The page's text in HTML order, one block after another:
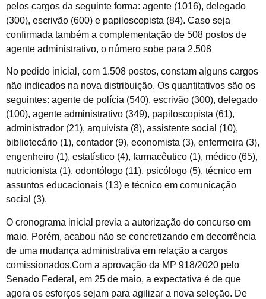
pelos cargos da seguinte forma: agente (1016), delegado
(300), escrivão (600) e papiloscopista (84). Caso seja
confirmada também a complementação de 508 postos de
agente administrativo, o número sobe para 2.508
No pedido inicial, com 1.508 postos, constam alguns cargos
não indicados na nova distribuição. Os quantitativos são os
seguintes: agente de polícia (540), escrivão (300), delegado
(100), agente administrativo (349), papiloscopista (61),
administrador (21), arquivista (8), assistente social (10),
bibliotecário (1), contador (9), economista (3), enfermeira (3),
engenheiro (1), estatístico (4), farmacêutico (1), médico (65),
nutricionista (1), odontólogo (11), psicólogo (5), técnico em
assuntos educacionais (13) e técnico em comunicação
social (3).
O cronograma inicial previa a autorização do concurso em
maio. Porém, acabou não se concretizando em decorrência
de uma mudança administrativa em relação a cargos
comissionados.Com a aprovação da MP 918/2020 pelo
Senado Federal, em 25 de maio, a expectativa é de que
agora os esforços sejam para agilizar a nova seleção. De